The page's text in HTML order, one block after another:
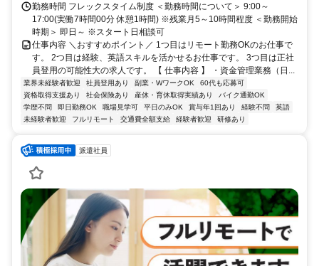
勤務時間 フレックスタイム制度 ＜勤務時間について＞ 9:00～
17:00(実働7時間00分 休憩1時間) ※残業月5～10時間程度 ＜勤務開始
時期＞ 即日～ ※スタート日相談可
仕事内容 ＼おすすめポイント／ 1つ目はリモート勤務OKのお仕事で
す。 2つ目は経験、英語スキルを活かせるお仕事です。 3つ目は正社
員登用の可能性大の求人です。 【 仕事内容 】 ・資金管理業務（日...
業界未経験者歓迎 社員登用あり 副業・WワークOK
60代も応募可
資格取得支援あり
社会保険あり 産休・育休取得実績あり
バイク通勤OK
学歴不問
即日勤務OK 職場見学可 平日のみOK 賞与年1回あり 経験不問
英語
未経験者歓迎
フルリモート 交通費全額支給 経験者歓迎 研修あり
派遣社員